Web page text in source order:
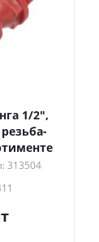
1/2",
313504